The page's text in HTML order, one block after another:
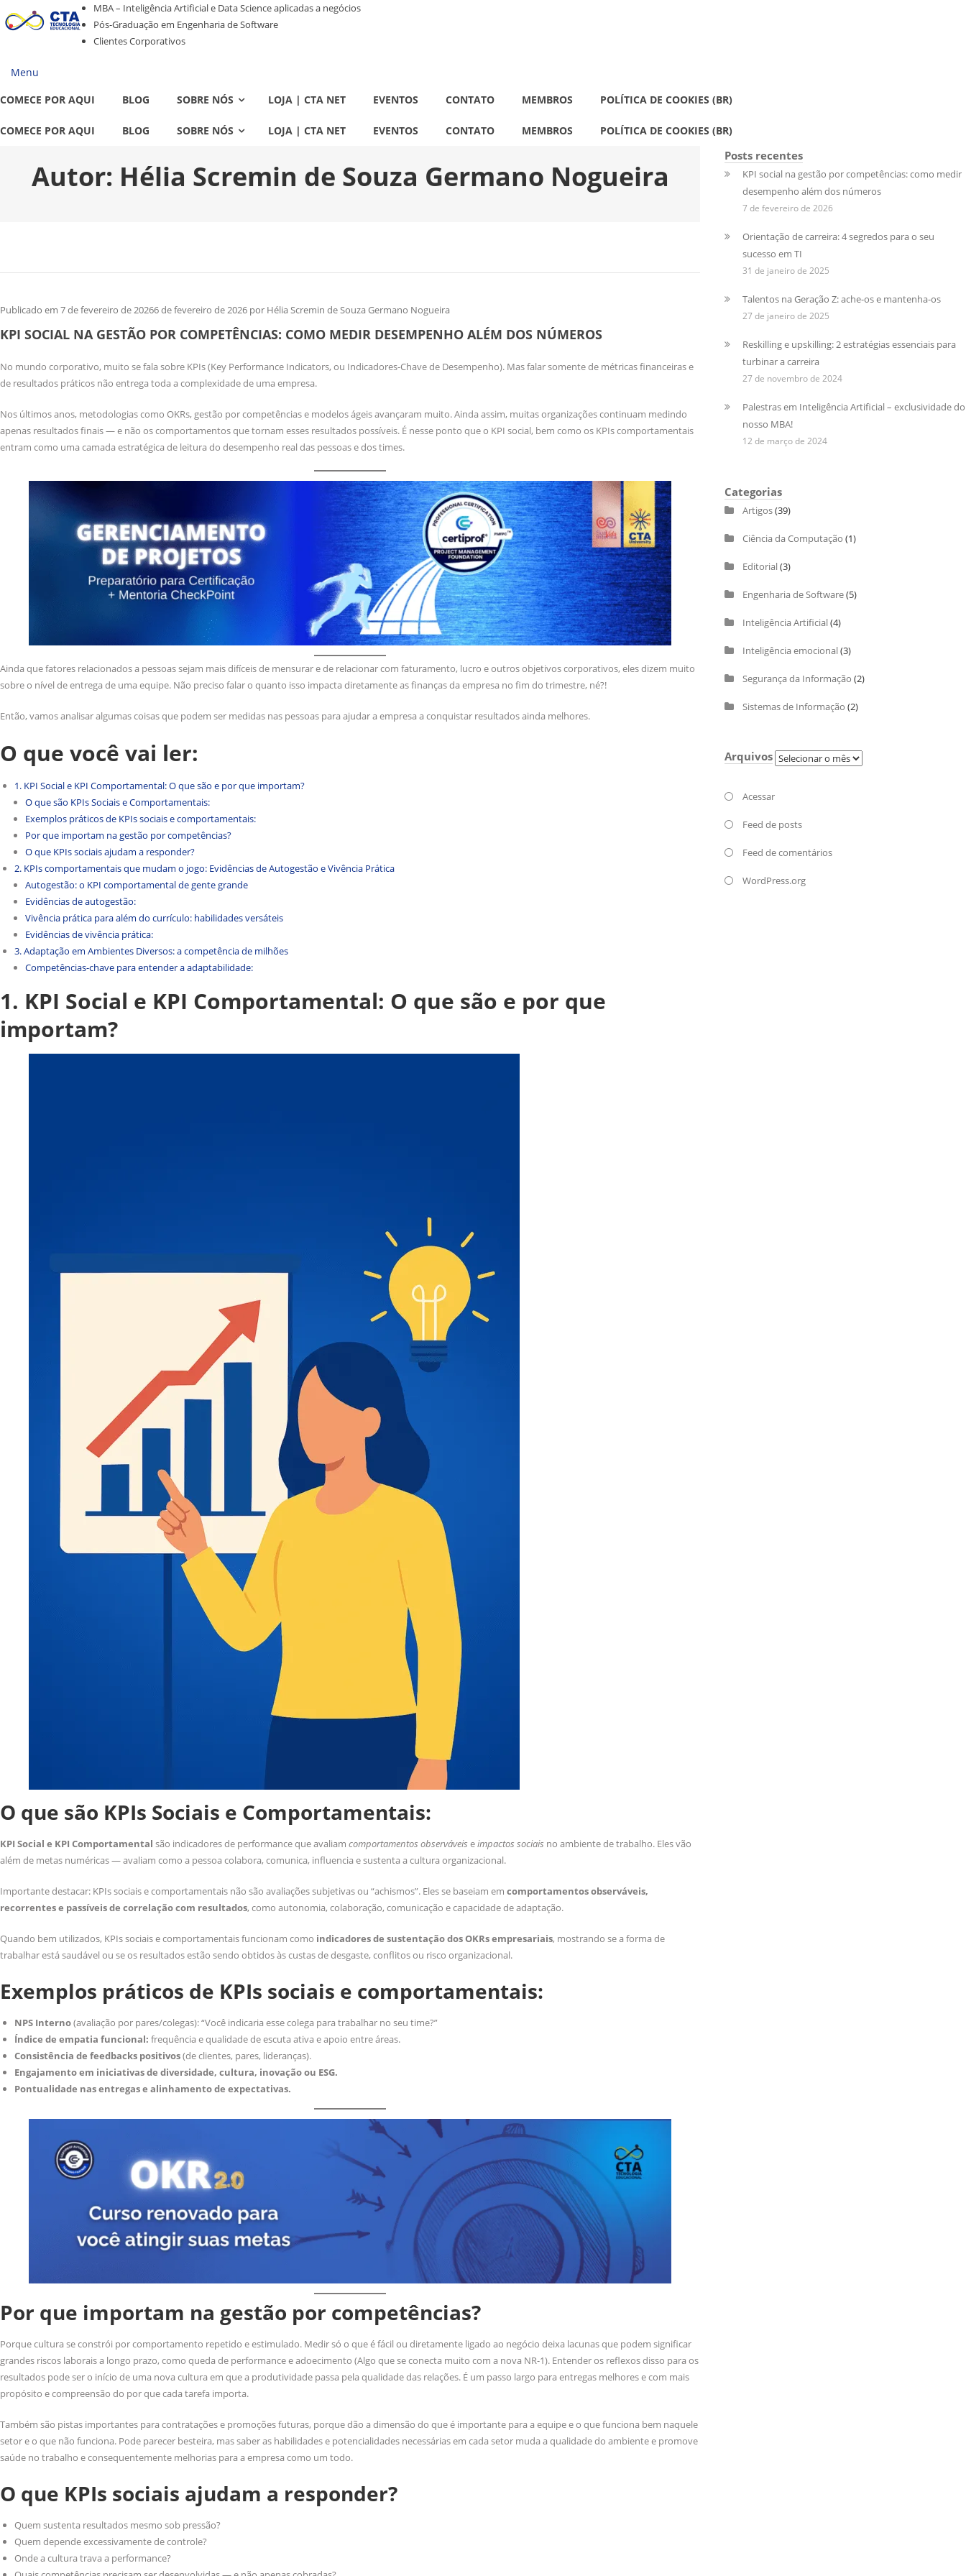
para
para
MBA – Inteligência Artificial e Data Science aplicadas a negócios
Pós-Graduação em Engenharia de Software
Clientes Corporativos
Menu
COMECE POR AQUI
BLOG SOBRE NÓS LOJA | CTA NET EVENTOS CONTATO MEMBROS POLÍTICA DE COOKIES (BR)
COMECE POR AQUI BLOG SOBRE NÓS LOJA | CTA NET EVENTOS CONTATO MEMBROS POLÍTICA DE COOKIES (BR)
Autor: Hélia Scremin de Souza Germano Nogueira
Publicado em 7 de fevereiro de 20266 de fevereiro de 2026 por Hélia Scremin de Souza Germano Nogueira
KPI SOCIAL NA GESTÃO POR COMPETÊNCIAS: COMO MEDIR DESEMPENHO ALÉM DOS NÚMEROS
No mundo corporativo, muito se fala sobre KPIs (Key Performance Indicators, ou Indicadores-Chave de Desempenho). Mas falar somente de métricas financeiras e
de resultados práticos não entrega toda a complexidade de uma empresa.
Nos últimos anos, metodologias como OKRs, gestão por competências e modelos ágeis avançaram muito. Ainda assim, muitas organizações continuam medindo
apenas resultados finais — e não os comportamentos que tornam esses resultados possíveis. É nesse ponto que o KPI social, bem como os KPIs comportamentais
entram como uma camada estratégica de leitura do desempenho real das pessoas e dos times.
Ainda que fatores relacionados a pessoas sejam mais difíceis de mensurar e de relacionar com faturamento, lucro e outros objetivos corporativos, eles dizem muito
sobre o nível de entrega de uma equipe. Não preciso falar o quanto isso impacta diretamente as finanças da empresa no fim do trimestre, né?!
Então, vamos analisar algumas coisas que podem ser medidas nas pessoas para ajudar a empresa a conquistar resultados ainda melhores.
O que você vai ler:
1. KPI Social e KPI Comportamental: O que são e por que importam?
O que são KPIs Sociais e Comportamentais:
Exemplos práticos de KPIs sociais e comportamentais:
Por que importam na gestão por competências?
O que KPIs sociais ajudam a responder?
2. KPIs comportamentais que mudam o jogo: Evidências de Autogestão e Vivência Prática
Autogestão: o KPI comportamental de gente grande
Evidências de autogestão:
Vivência prática para além do currículo: habilidades versáteis
Evidências de vivência prática:
3. Adaptação em Ambientes Diversos: a competência de milhões
Competências-chave para entender a adaptabilidade:
1. KPI Social e KPI Comportamental: O que são e por que
importam?
O que são KPIs Sociais e Comportamentais:
KPI Social e KPI Comportamental são indicadores de performance que avaliam comportamentos observáveis eimpactos sociais no ambiente de trabalho. Eles vão
além de metas numéricas — avaliam como a pessoa colabora, comunica, influencia e sustenta a cultura organizacional.
Importante destacar: KPIs sociais e comportamentais não são avaliações subjetivas ou “achismos”. Eles se baseiam em comportamentos observáveis,
recorrentes e passíveis de correlação com resultados, como autonomia, colaboração, comunicação e capacidade de adaptação.
Quando bem utilizados, KPIs sociais e comportamentais funcionam como indicadores de sustentação dos OKRs empresariais, mostrando se a forma de
trabalhar está saudável ou se os resultados estão sendo obtidos às custas de desgaste, conflitos ou risco organizacional.
Exemplos práticos de KPIs sociais e comportamentais:
NPS Interno(avaliação por pares/colegas): “Você indicaria esse colega para trabalhar no seu time?”
Índice de empatia funcional: frequência e qualidade de escuta ativa e apoio entre áreas.
Consistência de feedbacks positivos(de clientes, pares, lideranças).
Engajamento em iniciativas de diversidade, cultura, inovação ou ESG.
Pontualidade nas entregas e alinhamento de expectativas.
Por que importam na gestão por competências?
Porque cultura se constrói por comportamento repetido e estimulado. Medir só o que é fácil ou diretamente ligado ao negócio deixa lacunas que podem significar
grandes riscos laborais a longo prazo, como queda de performance e adoecimento (Algo que se conecta muito com a nova NR-1). Entender os reflexos disso para os
resultados pode ser o início de uma nova cultura em que a produtividade passa pela qualidade das relações. É um passo largo para entregas melhores e com mais
propósito e compreensão do por que cada tarefa importa.
Também são pistas importantes para contratações e promoções futuras, porque dão a dimensão do que é importante para a equipe e o que funciona bem naquele
setor e o que não funciona. Pode parecer besteira, mas saber as habilidades e potencialidades necessárias em cada setor muda a qualidade do ambiente e promove
saúde no trabalho e consequentemente melhorias para a empresa como um todo.
O que KPIs sociais ajudam a responder?
Quem sustenta resultados mesmo sob pressão?
Quem depende excessivamente de controle?
Onde a cultura trava a performance?
Posts recentes
KPI social na gestão por competências: como medir
desempenho além dos números
7 de fevereiro de 2026
Orientação de carreira: 4 segredos para o seu
sucesso em TI
31 de janeiro de 2025
Talentos na Geração Z: ache-os e mantenha-os
27 de janeiro de 2025
Reskilling e upskilling: 2 estratégias essenciais para
turbinar a carreira
27 de novembro de 2024
Palestras em Inteligência Artificial – exclusividade do
nosso MBA!
12 de março de 2024
Categorias
Artigos(39)
Ciência da Computação (1)
Editorial(3)
Engenharia de Software(5)
Inteligência Artificial(4)
Inteligência emocional(3)
Segurança da Informação (2)
Sistemas de Informação (2)
ArquivosArquivos
Acessar
Feed de posts
Feed de comentários
WordPress.org